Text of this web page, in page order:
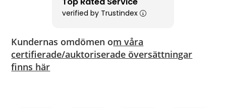
verified by Trustindex
Kundernas omdömen om våra
certifierade/auktoriserade översättningar
finns här